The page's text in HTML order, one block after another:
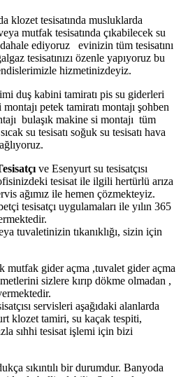
klozet tesisatında musluklarda
mutfak tesisatında çıkabilecek su
ediyoruz evinizin tüm tesisatını
tesisatınızı özenle yapıyoruz bu
hizmetinizdeyiz.
duş kabini tamiratı pis su giderleri
petek tamiratı montajı şohben
bulaşık makine si montajı tüm
su tesisatı soğuk su tesisatı hava
ve Esenyurt su tesisatçısı
tesisat ile ilgili hertürlü arıza
ağımız ile hemen çözmekteyiz.
tesisatçı uygulamaları ile yılın 365
tuvaletinizin tıkanıklığı, sizin için
mutfak gider açma ,tuvalet gider açma
sizlere kırıp dökme olmadan ,
servisleri aşağıdaki alanlarda
klozet tamiri, su kaçak tespiti,
sıhhi tesisat işlemi için bizi
sıkıntılı bir durumdur. Banyoda